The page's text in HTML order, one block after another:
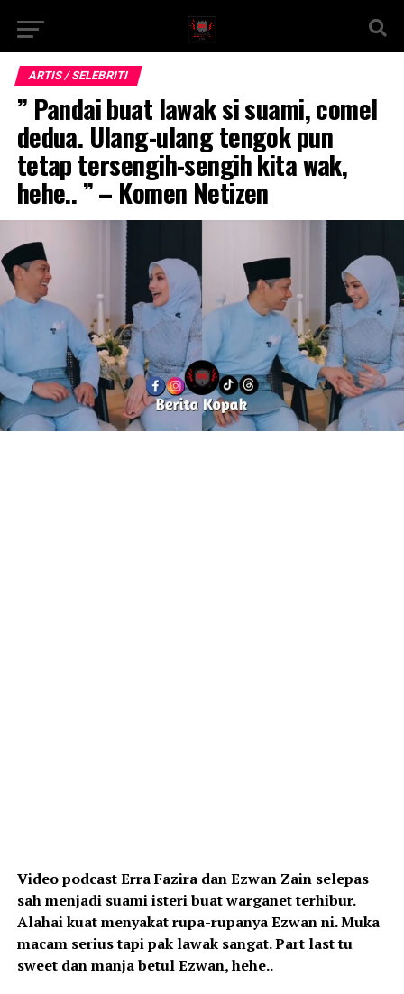
ARTIS / SELEBRITI
” Pandai buat lawak si suami, comel
dedua. Ulang-ulang tengok pun
tetap tersengih-sengih kita wak,
hehe.. ” – Komen Netizen
Video podcast Erra Fazira dan Ezwan Zain selepas
sah menjadi suami isteri buat warganet terhibur.
Alahai kuat menyakat rupa-rupanya Ezwan ni. Muka
macam serius tapi pak lawak sangat. Part last tu
sweet dan manja betul Ezwan, hehe..